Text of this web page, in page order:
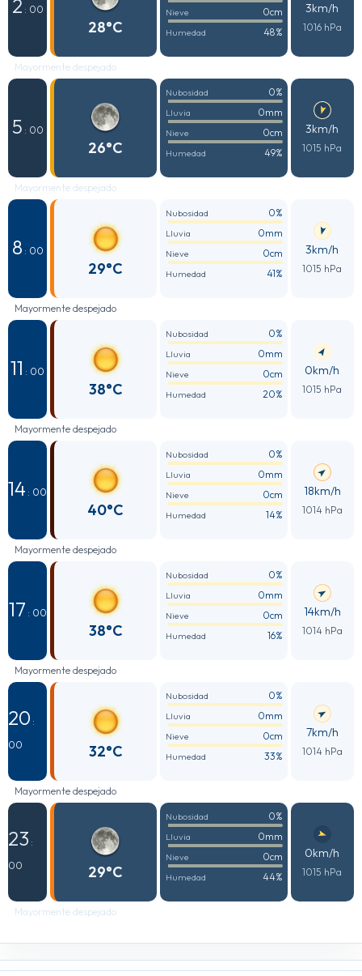
2 : 00
28°C
Nieve 0cm
Humedad 48%
3km/h
1016 hPa
Mayormente despejado
5 : 00
26°C
Nubosidad 0%
Lluvia 0mm
Nieve 0cm
Humedad 49%
3km/h
1015 hPa
Mayormente despejado
8 : 00
29°C
Nubosidad 0%
Lluvia 0mm
Nieve 0cm
Humedad 41%
3km/h
1015 hPa
Mayormente despejado
11 : 00
38°C
Nubosidad 0%
Lluvia 0mm
Nieve 0cm
Humedad 20%
0km/h
1015 hPa
Mayormente despejado
14 : 00
40°C
Nubosidad 0%
Lluvia 0mm
Nieve 0cm
Humedad 14%
18km/h
1014 hPa
Mayormente despejado
17 : 00
38°C
Nubosidad 0%
Lluvia 0mm
Nieve 0cm
Humedad 16%
14km/h
1014 hPa
Mayormente despejado
20 :
00
32°C
Nubosidad 0%
Lluvia 0mm
Nieve 0cm
Humedad 33%
7km/h
1014 hPa
Mayormente despejado
23 :
00
29°C
Nubosidad 0%
Lluvia 0mm
Nieve 0cm
Humedad 44%
0km/h
1015 hPa
Mayormente despejado